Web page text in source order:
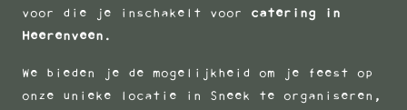
voor die je inschakelt voor catering in
Heerenveen .
We bieden je de mogelijkheid om je feest op
onze unieke locatie in Sneek te organiseren,